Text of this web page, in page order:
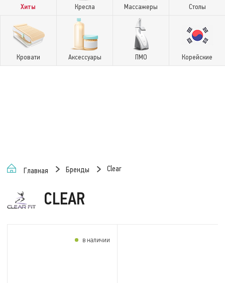
Хиты Кресла Массажеры Столы
Кровати Аксессуары ПМО Корейские
Главная Бренды Clear
CLEAR
в наличии